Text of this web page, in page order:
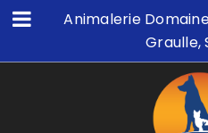
Animalerie
Graulle,